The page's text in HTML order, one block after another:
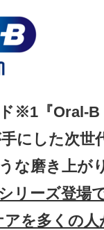
※1『Oral-B
にした次世
な磨き上が
リーズ登場
を多くの人